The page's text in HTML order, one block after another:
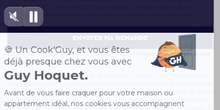
HOQUET L’IMMOBILIER transmettent mes données à leurs
Ce site est protégé par reCAPTCHA et Google
Politique de confidentialité
etConditions d'utilisation.
La société SARL 2GV IMMO et la société GUY HOQUET L’IMMOBILIER,
sont responsables conjoints de traitement et collectent les données afin de
faire suite à votre demande de prise de contact sur la base de votre
consentement et, si vous y consentez expressément en cochant la case à
cet effet, afin de vous adresser des newsletters, actualités, annonces et